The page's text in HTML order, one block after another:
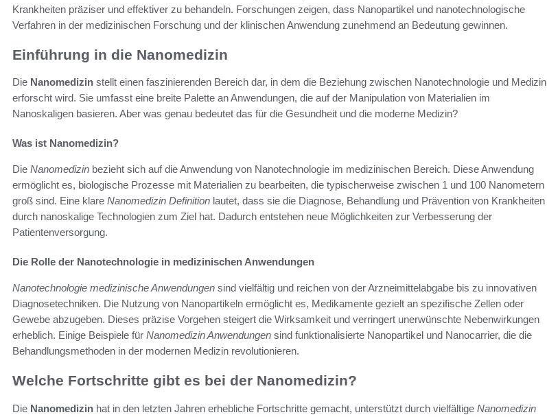
Krankheiten präziser und effektiver zu behandeln. Forschungen zeigen, dass Nanopartikel und nanotechnologische
Verfahren in der medizinischen Forschung und der klinischen Anwendung zunehmend an Bedeutung gewinnen.
Einführung in die Nanomedizin
Die Nanomedizin stellt einen faszinierenden Bereich dar, in dem die Beziehung zwischen Nanotechnologie und Medizin
erforscht wird. Sie umfasst eine breite Palette an Anwendungen, die auf der Manipulation von Materialien im
Nanoskaligen basieren. Aber was genau bedeutet das für die Gesundheit und die moderne Medizin?
Was ist Nanomedizin?
Die Nanomedizin bezieht sich auf die Anwendung von Nanotechnologie im medizinischen Bereich. Diese Anwendung
ermöglicht es, biologische Prozesse mit Materialien zu bearbeiten, die typischerweise zwischen 1 und 100 Nanometern
groß sind. Eine klare Nanomedizin Definition lautet, dass sie die Diagnose, Behandlung und Prävention von Krankheiten
durch nanoskalige Technologien zum Ziel hat. Dadurch entstehen neue Möglichkeiten zur Verbesserung der
Patientenversorgung.
Die Rolle der Nanotechnologie in medizinischen Anwendungen
Nanotechnologie medizinische Anwendungen sind vielfältig und reichen von der Arzneimittelabgabe bis zu innovativen
Diagnosetechniken. Die Nutzung von Nanopartikeln ermöglicht es, Medikamente gezielt an spezifische Zellen oder
Gewebe abzugeben. Dieses präzise Vorgehen steigert die Wirksamkeit und verringert unerwünschte Nebenwirkungen
erheblich. Einige Beispiele für Nanomedizin Anwendungen sind funktionalisierte Nanopartikel und Nanocarrier, die die
Behandlungsmethoden in der modernen Medizin revolutionieren.
Welche Fortschritte gibt es bei der Nanomedizin?
Die Nanomedizin hat in den letzten Jahren erhebliche Fortschritte gemacht, unterstützt durch vielfältige Nanomedizin